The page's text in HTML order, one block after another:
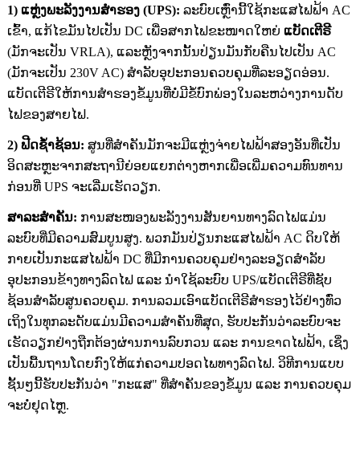
1) ແຫຼ່ງພະລັງງານສຳຮອງ (UPS): ລະບົບເຫຼົ່ານີ້ໃຊ້ກະແສໄຟຟ້າ AC
ເຂົ້າ, ແກ້ໄຂມັນໄປເປັນ DC ເພື່ອສາກໄຟຂະໜາດໃຫຍ່ ແບັດເຕີຣີ
(ມັກຈະເປັນ VRLA), ແລະຫຼັງຈາກນັ້ນປ່ຽນມັນກັບຄືນໄປເປັນ AC
(ມັກຈະເປັນ 230V AC) ສຳລັບອຸປະກອນຄວບຄຸມທີ່ລະອຽດອ່ອນ.
ແບັດເຕີຣີໃຫ້ການສຳຮອງຂໍ້ມູນທີ່ບໍ່ມີຂໍ້ບົກພ່ອງໃນລະຫວ່າງການດັບ
ໄຟຂອງສາຍໄຟ.
2) ຟີດຊໍ້າຊ້ອນ: ສູນທີ່ສຳຄັນມັກຈະມີແຫຼ່ງຈ່າຍໄຟຟ້າສອງອັນທີ່ເປັນ
ອິດສະຫຼະຈາກສະຖານີຍ່ອຍແຍກຕ່າງຫາກເພື່ອເພີ່ມຄວາມທົນທານ
ກ່ອນທີ່ UPS ຈະເລີ່ມເຮັດວຽກ.
ສາລະສຳຄັນ: ການສະໜອງພະລັງງານສັນຍານທາງລົດໄຟແມ່ນ
ລະບົບທີ່ມີຄວາມສົມບູນສູງ. ພວກມັນປ່ຽນກະແສໄຟຟ້າ AC ດິບໃຫ້
ກາຍເປັນກະແສໄຟຟ້າ DC ທີ່ມີການຄວບຄຸມຢ່າງລະອຽດສຳລັບ
ອຸປະກອນຂ້າງທາງລົດໄຟ ແລະ ນຳໃຊ້ລະບົບ UPS/ແບັດເຕີຣີທີ່ຊັບ
ຊ້ອນສຳລັບສູນຄວບຄຸມ. ການລວມເອົາແບັດເຕີຣີສຳຮອງໄວ້ຢ່າງທົ່ວ
ເຖິງໃນທຸກລະດັບແມ່ນມີຄວາມສຳຄັນທີ່ສຸດ, ຮັບປະກັນວ່າລະບົບຈະ
ເຮັດວຽກຢ່າງຖືກຕ້ອງຜ່ານການລົບກວນ ແລະ ການຂາດໄຟຟ້າ, ເຊິ່ງ
ເປັນພື້ນຖານໂດຍກົງໃຫ້ແກ່ຄວາມປອດໄພທາງລົດໄຟ. ວິທີການແບບ
ຊັ້ນໆນີ້ຮັບປະກັນວ່າ "ກະແສ" ທີ່ສຳຄັນຂອງຂໍ້ມູນ ແລະ ການຄວບຄຸມ
ຈະບໍ່ຢຸດໄຫຼ.